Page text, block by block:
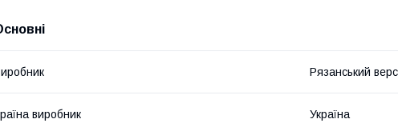
Рязанський
виробник Україна